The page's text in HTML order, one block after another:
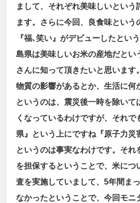
まして、それぞれ美味しいという
ます。さらに今回、良食味という
『福､笑い』がデビューしたとい
島県は美味しいお米の産地だとい
さんに知って頂きたいと思います
物質の影響があるとか、生活に何
というのは、震災後一時を除いて
くなっているわけですが、それで
県』という上にですね『原子力災
というのは事実なわけです。それ
を担保するということで、米につ
査を実施していまして、5年間ま
なかったということで、今回モニ